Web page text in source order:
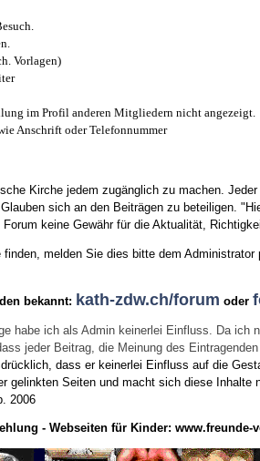
Vorlagen)
im Profil anderen Mitgliedern nicht angezeigt.
Anschrift oder Telefonnummer
Kirche jedem zugänglich zu machen.
sich an den Beiträgen zu beteiligen.
keine Gewähr für die Aktualität,
melden Sie dies bitte dem
bekannt: kath-zdw.ch/forum oder
habe ich als Admin keinerlei Einfluss. Da
jeder Beitrag, die Meinung des
dass er keinerlei Einfluss auf die
Seiten und macht sich diese Inhalte
2006
- Webseiten für Kinder: www.freunde-